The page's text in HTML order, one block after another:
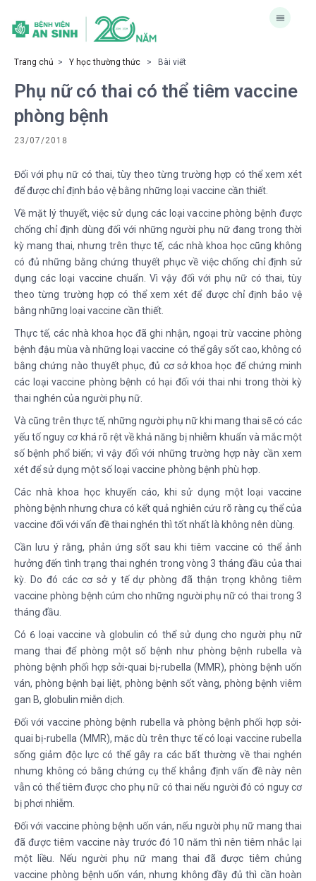
Trang chủ > Y học thường thức > Bài viết
Phụ nữ có thai có thể tiêm vaccine
phòng bệnh
23/07/2018
Đối với phụ nữ có thai, tùy theo từng trường hợp có thể xem xét
để được chỉ định bảo vệ bằng những loại vaccine cần thiết.
Về mặt lý thuyết, việc sử dụng các loại vaccine phòng bệnh được
chống chỉ định dùng đối với những người phụ nữ đang trong thời
kỳ mang thai, nhưng trên thực tế, các nhà khoa học cũng không
có đủ những bằng chứng thuyết phục về việc chống chỉ định sử
dụng các loại vaccine chuẩn. Vì vậy đối với phụ nữ có thai, tùy
theo từng trường hợp có thể xem xét để được chỉ định bảo vệ
bằng những loại vaccine cần thiết.
Thực tế, các nhà khoa học đã ghi nhận, ngoại trừ vaccine phòng
bệnh đậu mùa và những loại vaccine có thể gây sốt cao, không có
bằng chứng nào thuyết phục, đủ cơ sở khoa học để chứng minh
các loại vaccine phòng bệnh có hại đối với thai nhi trong thời kỳ
thai nghén của người phụ nữ.
Và cũng trên thực tế, những người phụ nữ khi mang thai sẽ có các
yếu tố nguy cơ khá rõ rệt về khả năng bị nhiễm khuẩn và mắc một
số bệnh phổ biến; vì vậy đối với những trường hợp này cần xem
xét để sử dụng một số loại vaccine phòng bệnh phù hợp.
Các nhà khoa học khuyến cáo, khi sử dụng một loại vaccine
phòng bệnh nhưng chưa có kết quả nghiên cứu rõ ràng cụ thể của
vaccine đối với vấn đề thai nghén thì tốt nhất là không nên dùng.
Cần lưu ý rằng, phản ứng sốt sau khi tiêm vaccine có thể ảnh
hưởng đến tình trạng thai nghén trong vòng 3 tháng đầu của thai
kỳ. Do đó các cơ sở y tế dự phòng đã thận trọng không tiêm
vaccine phòng bệnh cúm cho những người phụ nữ có thai trong 3
tháng đầu.
Có 6 loại vaccine và globulin có thể sử dụng cho người phụ nữ
mang thai để phòng một số bệnh như phòng bệnh rubella và
phòng bệnh phối hợp sởi-quai bị-rubella (MMR), phòng bệnh uốn
ván, phòng bệnh bại liệt, phòng bệnh sốt vàng, phòng bệnh viêm
gan B, globulin miễn dịch.
Đối với vaccine phòng bệnh rubella và phòng bệnh phối hợp sởi-
quai bị-rubella (MMR), mặc dù trên thực tế có loại vaccine rubella
sống giảm độc lực có thể gây ra các bất thường về thai nghén
nhưng không có bằng chứng cụ thể khẳng định vấn đề này nên
vẫn có thể tiêm được cho phụ nữ có thai nếu người đó có nguy cơ
bị phơi nhiễm.
Đối với vaccine phòng bệnh uốn ván, nếu người phụ nữ mang thai
đã được tiêm vaccine này trước đó 10 năm thì nên tiêm nhắc lại
một liều. Nếu người phụ nữ mang thai đã được tiêm chủng
vaccine phòng bệnh uốn ván, nhưng không đầy đủ thì cần hoàn